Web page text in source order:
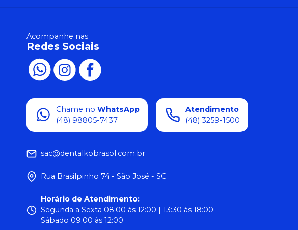
Acompanhe nas
Redes Sociais
Chame no WhatsApp
(48) 98805-7437
Atendimento
(48) 3259-1500
sac@dentalkobrasol.com.br
Rua Brasilpinho 74 - São José - SC
Horário de Atendimento:
Segunda a Sexta 08:00 às 12:00 | 13:30 às 18:00
Sábado 09:00 às 12:00